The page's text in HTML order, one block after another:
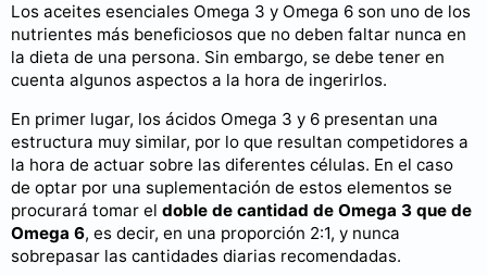
Los aceites esenciales Omega 3 y Omega 6 son uno de los
nutrientes más beneficiosos que no deben faltar nunca en
la dieta de una persona. Sin embargo, se debe tener en
cuenta algunos aspectos a la hora de ingerirlos.
En primer lugar, los ácidos Omega 3 y 6 presentan una
estructura muy similar, por lo que resultan competidores a
la hora de actuar sobre las diferentes células. En el caso
de optar por una suplementación de estos elementos se
procurará tomar el doble de cantidad de Omega 3 que de
Omega 6, es decir, en una proporción 2:1, y nunca
sobrepasar las cantidades diarias recomendadas.